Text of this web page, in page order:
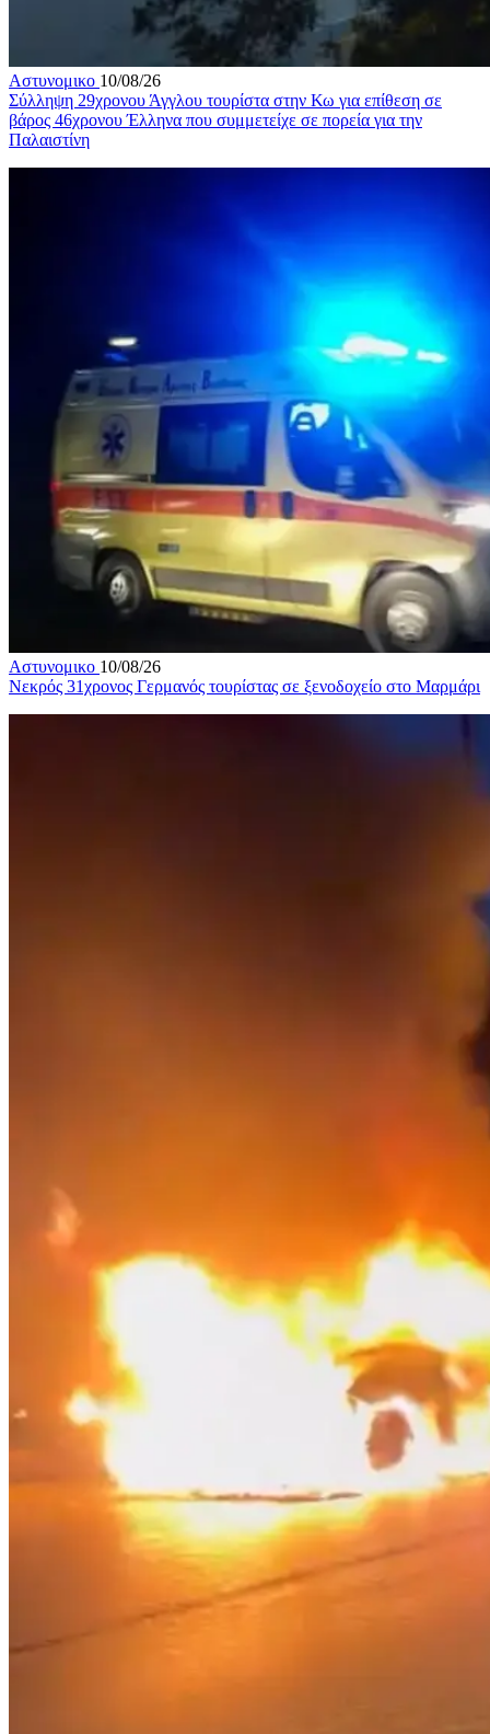
Αστυνομικο 10/08/26
Σύλληψη 29χρονου Άγγλου τουρίστα στην Κω για επίθεση σε
βάρος 46χρονου Έλληνα που συμμετείχε σε πορεία για την
Παλαιστίνη
Αστυνομικο 10/08/26
Νεκρός 31χρονος Γερμανός τουρίστας σε ξενοδοχείο στο Μαρμάρι